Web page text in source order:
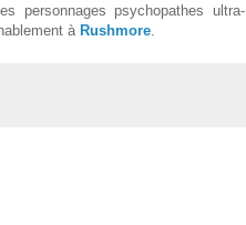
personnages psychopathes ultra-
à Rushmore